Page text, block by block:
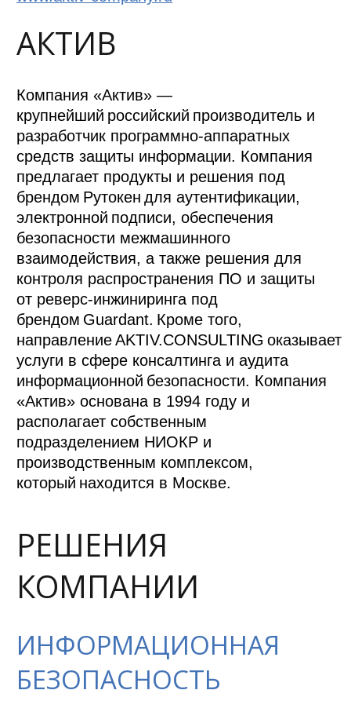
АКТИВ
Компания «Актив» —
крупнейший российский производитель и
разработчик программно-аппаратных
средств защиты информации. Компания
предлагает продукты и решения под
брендом Рутокен для аутентификации,
электронной подписи, обеспечения
безопасности межмашинного
взаимодействия, а также решения для
контроля распространения ПО и защиты
от реверс-инжиниринга под
брендом Guardant. Кроме того,
направление AKTIV.CONSULTING оказывает
услуги в сфере консалтинга и аудита
информационной безопасности. Компания
«Актив» основана в 1994 году и
располагает собственным
подразделением НИОКР и
производственным комплексом,
который находится в Москве.
РЕШЕНИЯ
КОМПАНИИ
ИНФОРМАЦИОННАЯ
БЕЗОПАСНОСТЬ